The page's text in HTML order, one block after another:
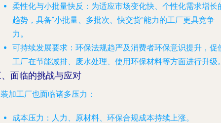
柔性化与小批量快反 ：为适应市场变化快、个性化需求增长
趋势，具备“小批量、多批次、快交货”能力的工厂更具竞争
力。
可持续发展要求 ：环保法规趋严及消费者环保意识提升，促
工厂在节能减排、废水处理、使用环保材料等方面进行升级
面临的挑战与应对
加工厂也面临诸多压力：
成本压力 ：人力、原材料、环保合规成本持续上涨。